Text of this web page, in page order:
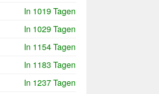
In 1019 Tagen
In 1029 Tagen
In 1154 Tagen
In 1183 Tagen
In 1237 Tagen